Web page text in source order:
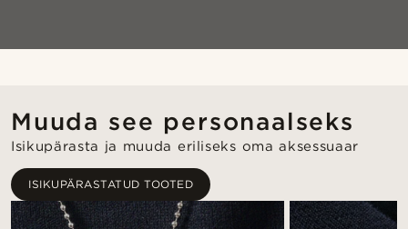
Muuda see personaalseks
Isikupärasta ja muuda eriliseks oma aksessuaar
ISIKUPÄRASTATUD TOOTED